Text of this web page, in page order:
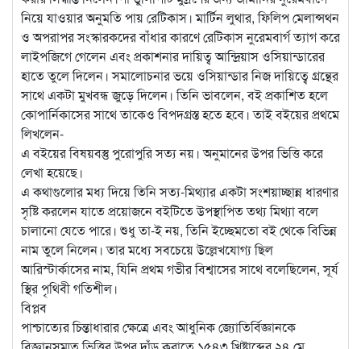
নিয়ে যাওয়ার অনুমতি পায় রেটিকাস। মার্টিন লুথার, ফিলিপ মেলান্সথন
ও অপরাপর সংস্কারকদের বাঁধার কারণে রেটিকাস নুরেমবার্গ ত্যাগ করে
লাইপজিগে গেলেন এবং প্রকাশনার দায়িত্ব আন্দ্রিয়াস ওসিয়ান্ডারের
হাতে তুলে দিলেন। সমালোচনার ভয়ে ওসিয়ান্ডার নিজ দায়িত্বে গ্রন্থের
সাথে একটা মুখবন্ধ জুড়ে দিলেন। তিনি ভাবলেন, বই প্রকাশিত হলে
কোপার্নিকাসের সাথে তাকেও বিপদগ্রস্ত হতে হবে। তাই বইয়ের প্রথমে
লিখলেন-
এ বইয়ের বিষয়বস্তু পুরোপুরি সত্য নয়। অনুমানের উপর ভিত্তি করে
লেখা হয়েছে।
এ কথাগুলোর মধ্য দিয়ে তিনি সত্য-মিথ্যার একটা সংশয়াচ্ছান্ন ধারণার
সৃষ্টি করলেন যাতে প্রয়োজনে বইটিতে উপস্থাপিত তথ্য মিথ্যা বলে
চালানো যেতে পারে। শুধু তা-ই নয়, তিনি ইচ্ছেমতো বই থেকে বিভিন্ন
নাম তুলে নিলেন। তার মধ্যে সবচেয়ে উল্লেখযোগ্য ছিল
আরিস্টার্কাসের নাম, যিনি প্রথম গভীর বিশ্বাসের সাথে বলেছিলেন, সূর্য
স্থির পৃথিবী গতিশীল।
বিপ্লব
পাশ্চাত্যের চিন্তাধারার ক্ষেত্রে এবং আধুনিক জ্যোতির্বিজ্ঞানকে